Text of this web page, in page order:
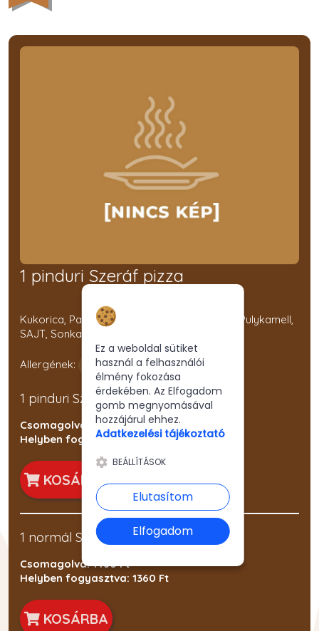
1 pinduri Szeráf pizza
Kukorica, Paprika, Paradicsom, Pizza-szósz, Pulykamell,
SAJT, Sonka
Allergének:
1 pinduri Szeráf pizza
Csomagolva: 1250 Ft
Helyben fogyasztva: 1150 Ft
KOSÁRBA
1 normál Szeráf pizza
Csomagolva: 1460 Ft
Helyben fogyasztva: 1360 Ft
KOSÁRBA
Ez a weboldal sütiket
használ a felhasználói
élmény fokozása
érdekében. Az Elfogadom
gomb megnyomásával
hozzájárul ehhez.
Adatkezelési tájékoztató
BEÁLLÍTÁSOK
Elutasítom
Elfogadom